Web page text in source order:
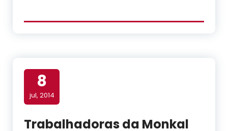
8
jul, 2014
Trabalhadoras da Monkal